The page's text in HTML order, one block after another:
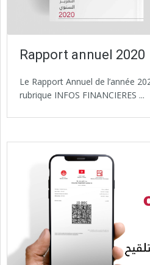
Rapport annuel 2020
Le Rapport Annuel de l’année
rubrique INFOS FINANCIERES ...